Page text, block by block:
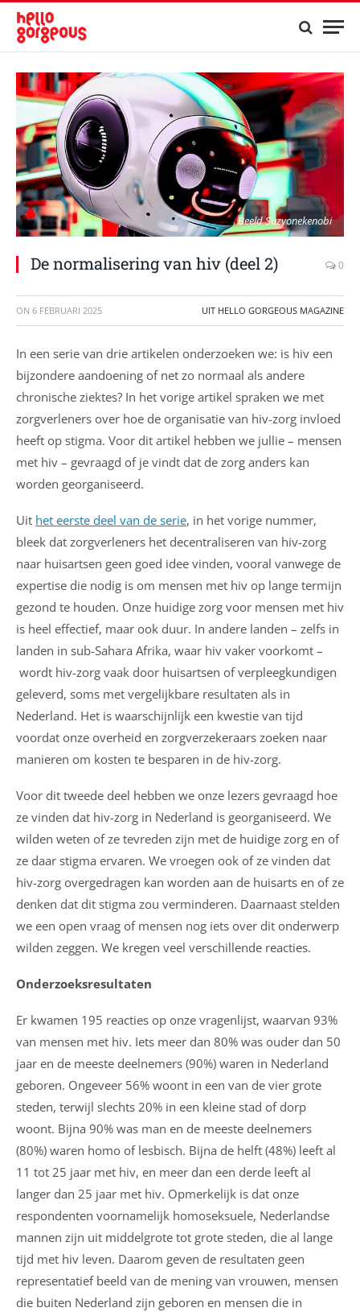
Beeld Suzyonekenobi
De normalisering van hiv (deel 2) 0
ON 6 FEBRUARI 2025 UIT HELLO GORGEOUS MAGAZINE
In een serie van drie artikelen onderzoeken we: is hiv een
bijzondere aandoening of net zo normaal als andere
chronische ziektes? In het vorige artikel spraken we met
zorgverleners over hoe de organisatie van hiv-zorg invloed
heeft op stigma. Voor dit artikel hebben we jullie – mensen
met hiv – gevraagd of je vindt dat de zorg anders kan
worden georganiseerd.
Uit het eerste deel van de serie, in het vorige nummer,
bleek dat zorgverleners het decentraliseren van hiv-zorg
naar huisartsen geen goed idee vinden, vooral vanwege de
expertise die nodig is om mensen met hiv op lange termijn
gezond te houden. Onze huidige zorg voor mensen met hiv
is heel effectief, maar ook duur. In andere landen – zelfs in
landen in sub-Sahara Afrika, waar hiv vaker voorkomt –
wordt hiv-zorg vaak door huisartsen of verpleegkundigen
geleverd, soms met vergelijkbare resultaten als in
Nederland. Het is waarschijnlijk een kwestie van tijd
voordat onze overheid en zorgverzekeraars zoeken naar
manieren om kosten te besparen in de hiv-zorg.
Voor dit tweede deel hebben we onze lezers gevraagd hoe
ze vinden dat hiv-zorg in Nederland is georganiseerd. We
wilden weten of ze tevreden zijn met de huidige zorg en of
ze daar stigma ervaren. We vroegen ook of ze vinden dat
hiv-zorg overgedragen kan worden aan de huisarts en of ze
denken dat dit stigma zou verminderen. Daarnaast stelden
we een open vraag of mensen nog iets over dit onderwerp
wilden zeggen. We kregen veel verschillende reacties.
Onderzoeksresultaten
Er kwamen 195 reacties op onze vragenlijst, waarvan 93%
van mensen met hiv. Iets meer dan 80% was ouder dan 50
jaar en de meeste deelnemers (90%) waren in Nederland
geboren. Ongeveer 56% woont in een van de vier grote
steden, terwijl slechts 20% in een kleine stad of dorp
woont. Bijna 90% was man en de meeste deelnemers
(80%) waren homo of lesbisch. Bijna de helft (48%) leeft al
11 tot 25 jaar met hiv, en meer dan een derde leeft al
langer dan 25 jaar met hiv. Opmerkelijk is dat onze
respondenten voornamelijk homoseksuele, Nederlandse
mannen zijn uit middelgrote tot grote steden, die al lange
tijd met hiv leven. Daarom geven de resultaten geen
representatief beeld van de mening van vrouwen, mensen
die buiten Nederland zijn geboren en mensen die in